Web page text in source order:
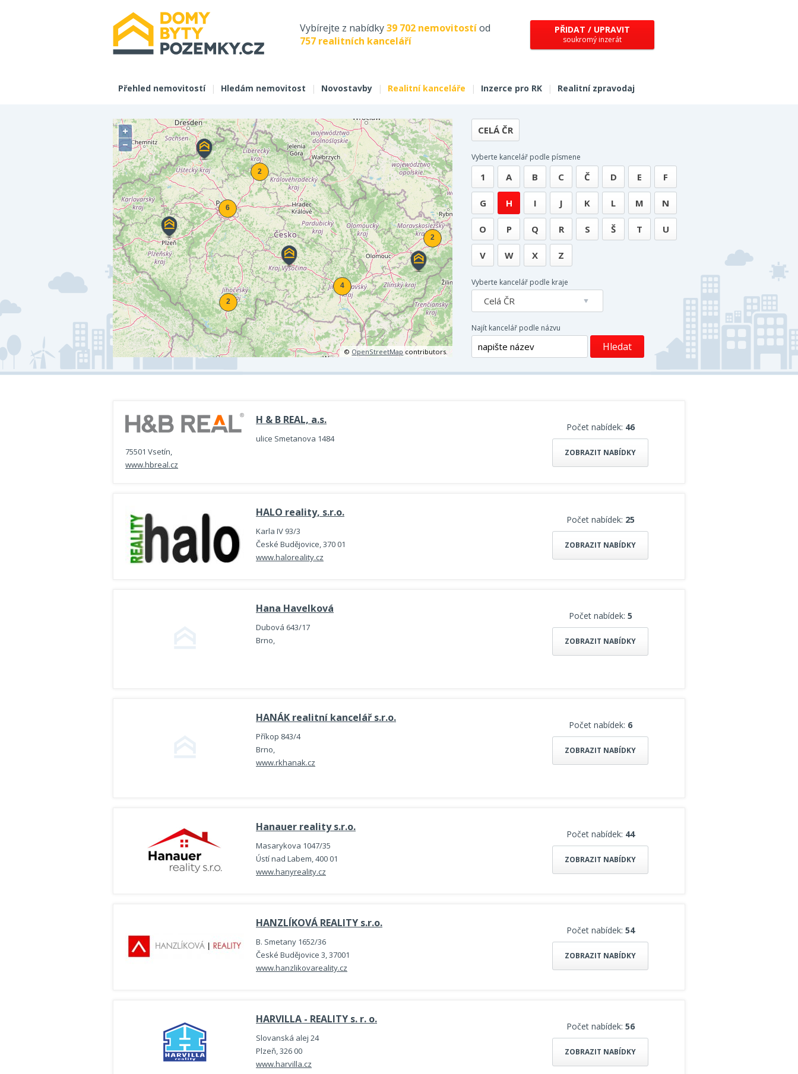
Vybírejte z nabídky39 702 nemovitostíod
757 realitních kanceláří
PŘIDAT / UPRAVIT
soukromý inzerát
Přehled nemovitostí | Hledám nemovitost | Novostavby | Realitní kanceláře | Inzerce pro RK | Realitní zpravodaj
+
−
© OpenStreetMap contributors.
CELÁ ČR
Vyberte kancelář podle písmene
1 A B C Č D E F
G H I J K L M N
O P Q R S Š T U
V W X Z
Vyberte kancelář podle kraje
Celá ČR
Najít kancelář podle názvu
H & B REAL, a.s.
ulice Smetanova 1484
75501 Vsetín,
www.hbreal.cz
Počet nabídek: 46
ZOBRAZIT NABÍDKY
HALO reality, s.r.o.
Karla IV 93/3
České Budějovice, 370 01
www.haloreality.cz
Počet nabídek: 25
ZOBRAZIT NABÍDKY
Hana Havelková
Dubová 643/17
Brno,
Počet nabídek: 5
ZOBRAZIT NABÍDKY
HANÁK realitní kancelář s.r.o.
Příkop 843/4
Brno,
www.rkhanak.cz
Počet nabídek: 6
ZOBRAZIT NABÍDKY
Hanauer reality s.r.o.
Masarykova 1047/35
Ústí nad Labem, 400 01
www.hanyreality.cz
Počet nabídek: 44
ZOBRAZIT NABÍDKY
HANZLÍKOVÁ REALITY s.r.o.
B. Smetany 1652/36
České Budějovice 3, 37001
www.hanzlikovareality.cz
Počet nabídek: 54
ZOBRAZIT NABÍDKY
HARVILLA - REALITY s. r. o.
Slovanská alej 24
Plzeň, 326 00
www.harvilla.cz
Počet nabídek: 56
ZOBRAZIT NABÍDKY